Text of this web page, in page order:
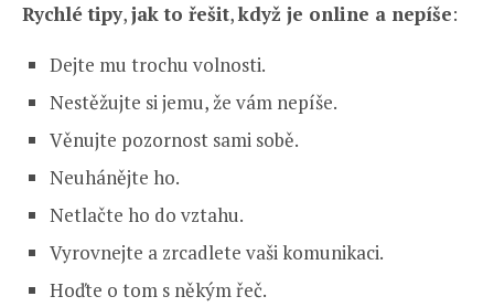
Rychlé tipy,jak to řešit,když je online a nepíše:
Dejte mu trochu volnosti.
Nestěžujte si jemu, že vám nepíše.
Věnujte pozornost sami sobě.
Neuhánějte ho.
Netlačte ho do vztahu.
Vyrovnejte a zrcadlete vaši komunikaci.
Hoďte o tom s někým řeč.